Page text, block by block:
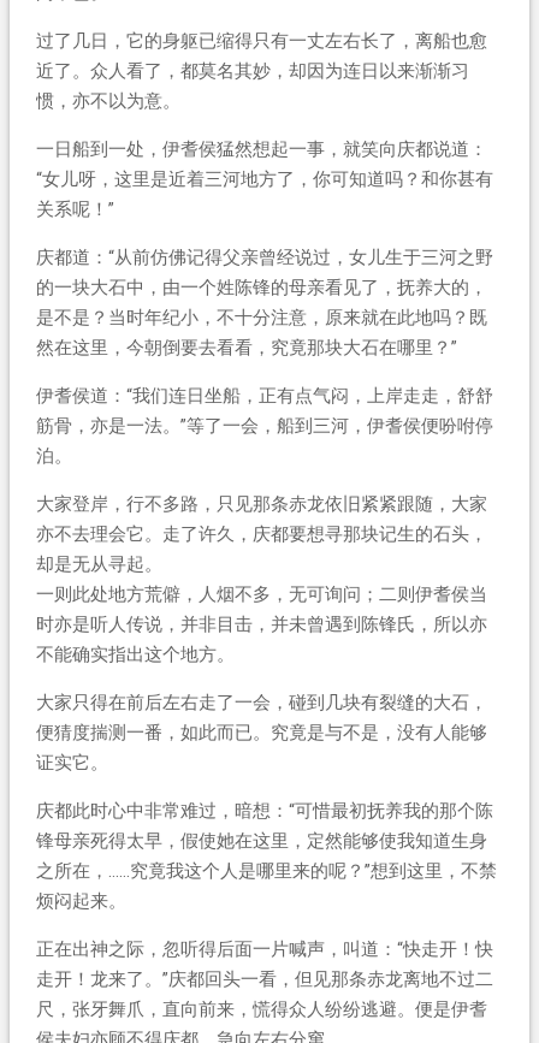
过了几日，它的身躯已缩得只有一丈左右长了，离船也愈
近了。众人看了，都莫名其妙，却因为连日以来渐渐习
惯，亦不以为意。
一日船到一处，伊耆侯猛然想起一事，就笑向庆都说道：
“女儿呀，这里是近着三河地方了，你可知道吗？和你甚有
关系呢！”
庆都道：“从前仿佛记得父亲曾经说过，女儿生于三河之野
的一块大石中，由一个姓陈锋的母亲看见了，抚养大的，
是不是？当时年纪小，不十分注意，原来就在此地吗？既
然在这里，今朝倒要去看看，究竟那块大石在哪里？”
伊耆侯道：“我们连日坐船，正有点气闷，上岸走走，舒舒
筋骨，亦是一法。”等了一会，船到三河，伊耆侯便吩咐停
泊。
大家登岸，行不多路，只见那条赤龙依旧紧紧跟随，大家
亦不去理会它。走了许久，庆都要想寻那块记生的石头，
却是无从寻起。
一则此处地方荒僻，人烟不多，无可询问；二则伊耆侯当
时亦是听人传说，并非目击，并未曾遇到陈锋氏，所以亦
不能确实指出这个地方。
大家只得在前后左右走了一会，碰到几块有裂缝的大石，
便猜度揣测一番，如此而已。究竟是与不是，没有人能够
证实它。
庆都此时心中非常难过，暗想：“可惜最初抚养我的那个陈
锋母亲死得太早，假使她在这里，定然能够使我知道生身
之所在，……究竟我这个人是哪里来的呢？”想到这里，不禁
烦闷起来。
正在出神之际，忽听得后面一片喊声，叫道：“快走开！快
走开！龙来了。”庆都回头一看，但见那条赤龙离地不过二
尺，张牙舞爪，直向前来，慌得众人纷纷逃避。便是伊耆